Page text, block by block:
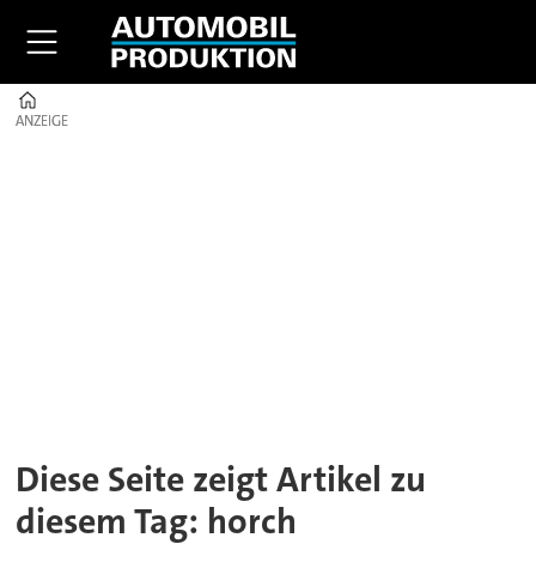
ANZEIGE
ANZEIGE
Diese Seite zeigt Artikel zu
diesem Tag: horch